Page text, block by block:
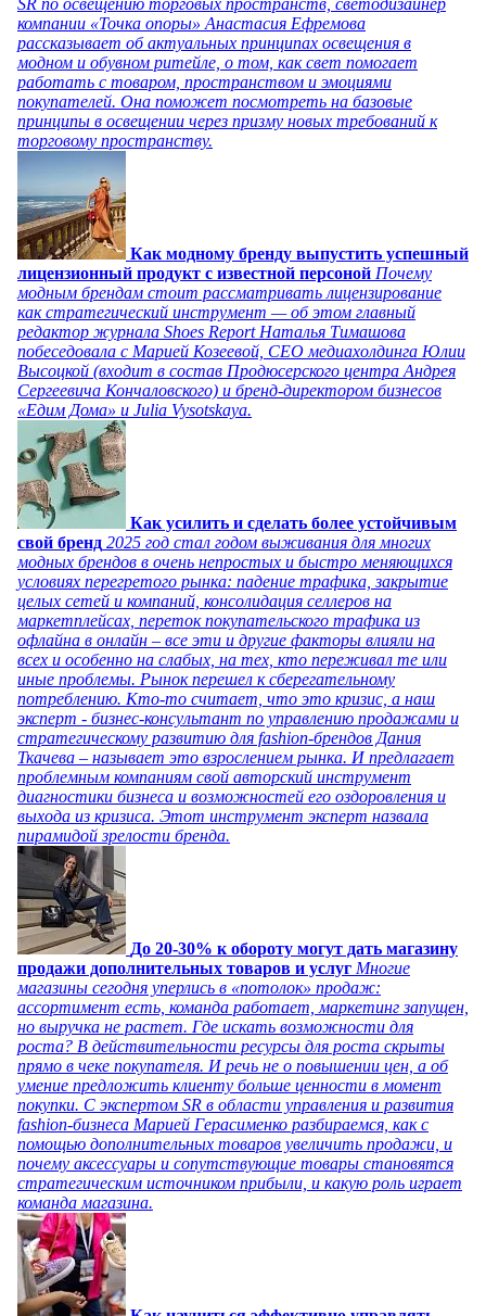
SR по освещению торговых пространств, светодизайнер
компании «Точка опоры» Анастасия Ефремова
рассказывает об актуальных принципах освещения в
модном и обувном ритейле, о том, как свет помогает
работать с товаром, пространством и эмоциями
покупателей. Она поможет посмотреть на базовые
принципы в освещении через призму новых требований к
торговому пространству.
Как модному бренду выпустить успешный
лицензионный продукт с известной персоной Почему
модным брендам стоит рассматривать лицензирование
как стратегический инструмент — об этом главный
редактор журнала Shoes Report Наталья Тимашова
побеседовала с Марией Козеевой, СЕО медиахолдинга Юлии
Высоцкой (входит в состав Продюсерского центра Андрея
Сергеевича Кончаловского) и бренд-директором бизнесов
«Едим Дома» и Julia Vysotskaya.
Как усилить и сделать более устойчивым
свой бренд 2025 год стал годом выживания для многих
модных брендов в очень непростых и быстро меняющихся
условиях перегретого рынка: падение трафика, закрытие
целых сетей и компаний, консолидация селлеров на
маркетплейсах, переток покупательского трафика из
офлайна в онлайн – все эти и другие факторы влияли на
всех и особенно на слабых, на тех, кто переживал те или
иные проблемы. Рынок перешел к сберегательному
потреблению. Кто-то считает, что это кризис, а наш
эксперт - бизнес-консультант по управлению продажами и
стратегическому развитию для fashion-брендов Дания
Ткачева – называет это взрослением рынка. И предлагает
проблемным компаниям свой авторский инструмент
диагностики бизнеса и возможностей его оздоровления и
выхода из кризиса. Этот инструмент эксперт назвала
пирамидой зрелости бренда.
До 20-30% к обороту могут дать магазину
продажи дополнительных товаров и услуг Многие
магазины сегодня уперлись в «потолок» продаж:
ассортимент есть, команда работает, маркетинг запущен,
но выручка не растет. Где искать возможности для
роста? В действительности ресурсы для роста скрыты
прямо в чеке покупателя. И речь не о повышении цен, а об
умение предложить клиенту больше ценности в момент
покупки. С экспертом SR в области управления и развития
fashion-бизнеса Марией Герасименко разбираемся, как с
помощью дополнительных товаров увеличить продажи, и
почему аксессуары и сопутствующие товары становятся
стратегическим источником прибыли, и какую роль играет
команда магазина.